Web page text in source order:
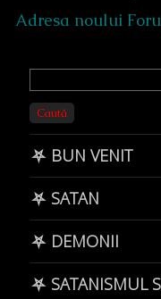
Adresa noului
Primary
Sidebar
Caută
⛧ BUN VENIT
⛧ SATAN
⛧ DEMONII
⛧ SATANISMUL